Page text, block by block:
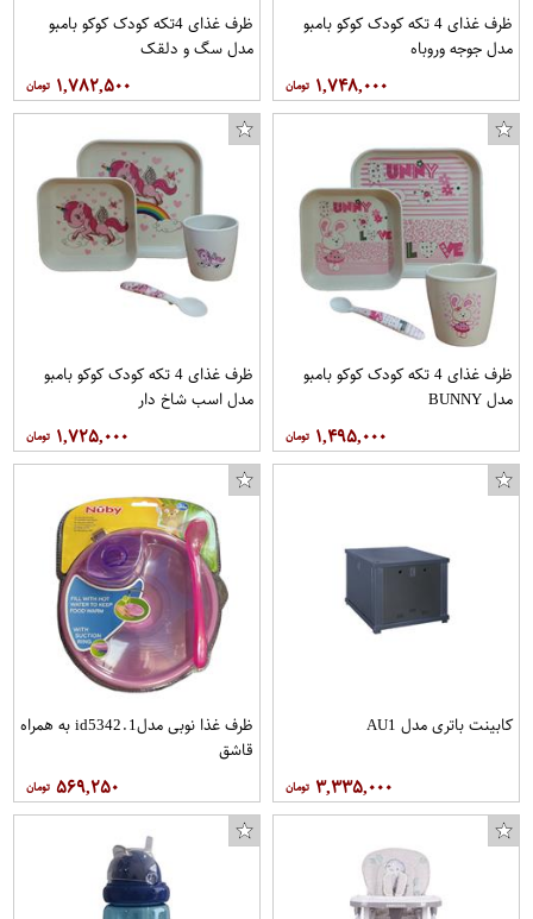
ظرف غذای 4 تکه کودک کوکو بامبو
مدل جوجه وروباه
۱,۷۴۸,۰۰۰
ظرف غذای 4تکه کودک کوکو بامبو
مدل سگ و دلقک
۱,۷۸۲,۵۰۰
ظرف غذای 4 تکه کودک کوکو بامبو
مدل BUNNY
۱,۴۹۵,۰۰۰
ظرف غذای 4 تکه کودک کوکو بامبو
مدل اسب شاخ دار
۱,۷۲۵,۰۰۰
کابینت باتری مدل AU1
۳,۳۳۵,۰۰۰
ظرف غذا نوبی مدلid5342.1 به همراه
قاشق
۵۶۹,۲۵۰